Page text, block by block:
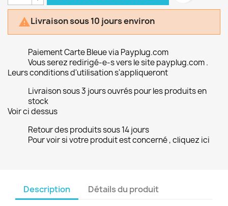
Livraison sous 10 jours environ
Paiement Carte Bleue via Payplug.com
Vous serez redirigé-e-s vers le site payplug.com .
Leurs conditions d'utilisation s'appliqueront
Livraison sous 3 jours ouvrés pour les produits en
stock
Voir ci dessus
Retour des produits sous 14 jours
Pour voir si votre produit est concerné , cliquez ici
Description Détails du produit